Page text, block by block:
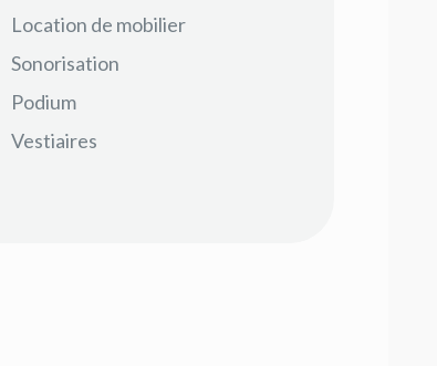
Location de mobilier
Sonorisation
Podium
Vestiaires